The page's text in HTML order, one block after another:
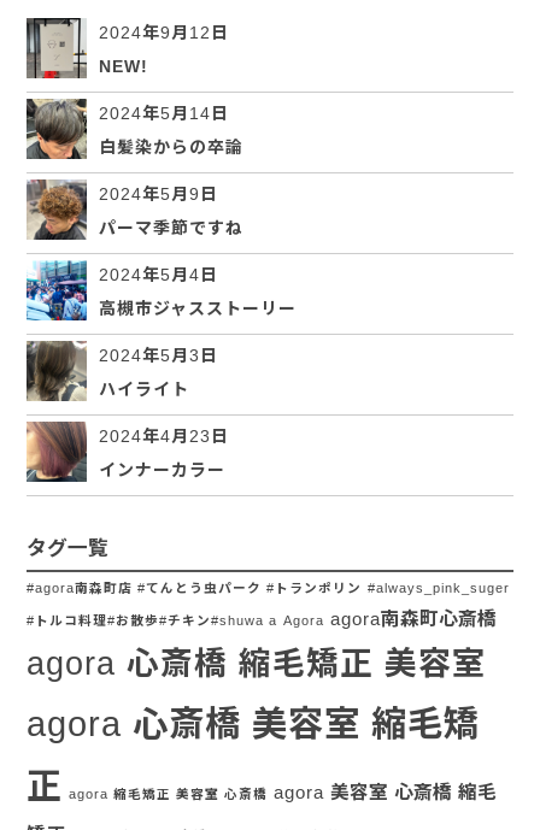
2024年9月12日
NEW!
2024年5月14日
白髪染からの卒論
2024年5月9日
パーマ季節ですね
2024年5月4日
高槻市ジャスストーリー
2024年5月3日
ハイライト
2024年4月23日
インナーカラー
タグ一覧
#agora南森町店 #てんとう虫パーク #トランポリン #always_pink_suger
#トルコ料理#お散歩#チキン#shuwa a Agora agora南森町心斎橋
agora 心斎橋 縮毛矯正 美容室
agora 心斎橋 美容室 縮毛矯
正 agora 縮毛矯正 美容室 心斎橋 agora 美容室 心斎橋 縮毛